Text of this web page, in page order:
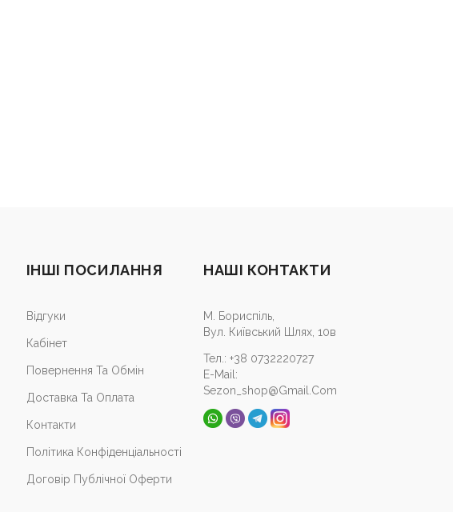
ІНШІ ПОСИЛАННЯ
Відгуки
Кабiнет
Повернення Та Обмін
Доставка Та Оплата
Контакти
Політика Конфіденціальності
Договір Публічної Оферти
НАШІ КОНТАКТИ
М. Бориспіль,
Вул. Київський Шлях, 10в
Тел.: +38 0732220727
E-Mail:
Sezon_shop@gmail.com